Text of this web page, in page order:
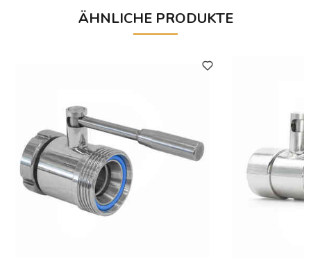
ÄHNLICHE PRODUKTE